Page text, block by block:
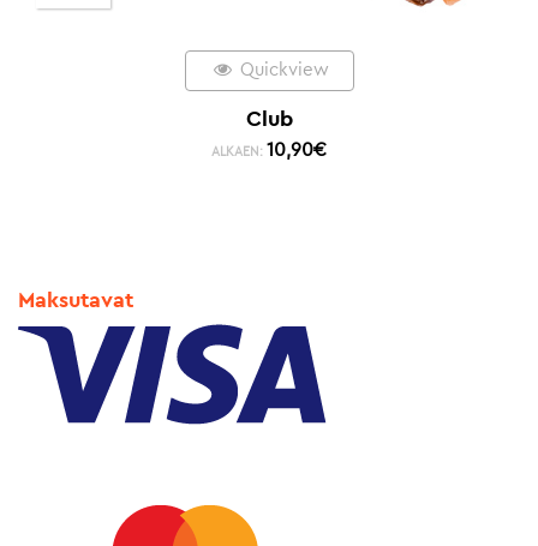
Quickview
Club
ALKAEN: 10,90€
Maksutavat